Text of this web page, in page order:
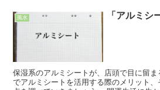
風水 「アルミシ
保湿系のアルミシートが、店頭で目に留
でアルミシートを活用する際のメリット